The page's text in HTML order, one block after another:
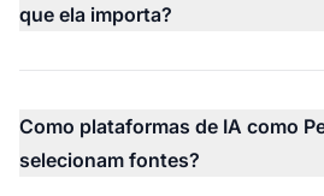
que ela importa?
Como plataformas de IA como
selecionam fontes?